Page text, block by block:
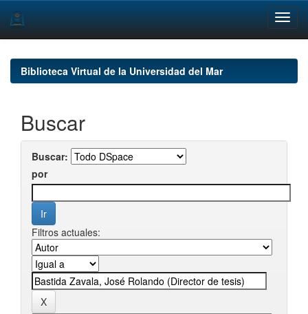
navigationBiblioteca Virtual de la Universidad del Mar
Buscar
Buscar:
por
Filtros actuales: